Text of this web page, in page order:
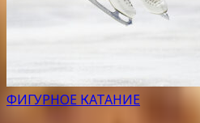
ФИГУРНОЕ КАТАНИЕ